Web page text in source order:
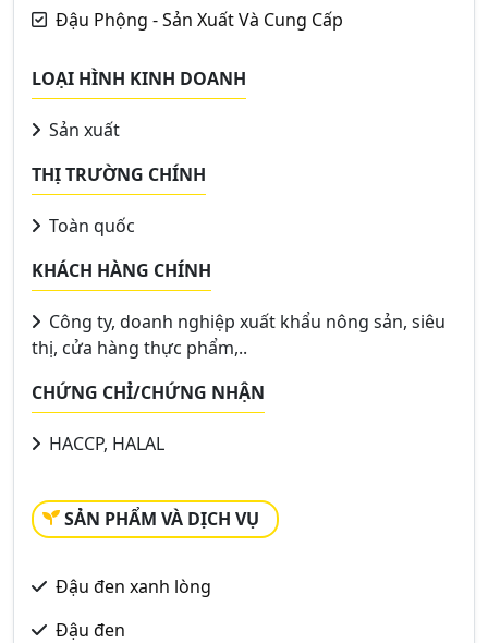
Đậu Phộng - Sản Xuất Và Cung Cấp
LOẠI HÌNH KINH DOANH
Sản xuất
THỊ TRƯỜNG CHÍNH
Toàn quốc
KHÁCH HÀNG CHÍNH
Công ty, doanh nghiệp xuất khẩu nông sản, siêu
thị, cửa hàng thực phẩm,..
CHỨNG CHỈ/CHỨNG NHẬN
HACCP, HALAL
SẢN PHẨM VÀ DỊCH VỤ
Đậu đen xanh lòng
Đậu đen